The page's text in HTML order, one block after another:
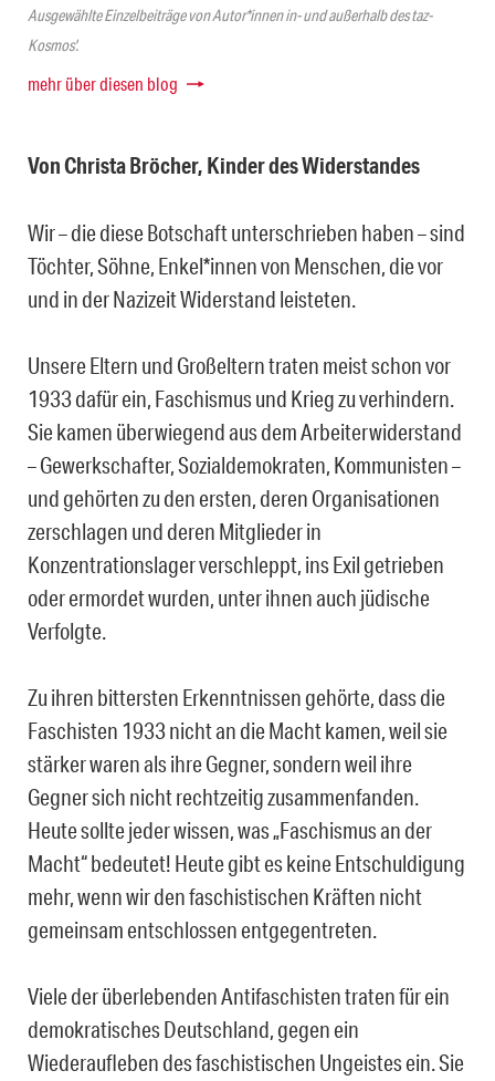
Ausgewählte Einzelbeiträge von Autor*innen in- und außerhalb des taz-
Kosmos'.
mehr über diesen blog
Von Christa Bröcher, Kinder des Widerstandes
Wir – die diese Botschaft unterschrieben haben – sind
Töchter, Söhne, Enkel*innen von Menschen, die vor
und in der Nazizeit Widerstand leisteten.
Unsere Eltern und Großeltern traten meist schon vor
1933 dafür ein, Faschismus und Krieg zu verhindern.
Sie kamen überwiegend aus dem Arbeiterwiderstand
– Gewerkschafter, Sozialdemokraten, Kommunisten –
und gehörten zu den ersten, deren Organisationen
zerschlagen und deren Mitglieder in
Konzentrationslager verschleppt, ins Exil getrieben
oder ermordet wurden, unter ihnen auch jüdische
Verfolgte.
Zu ihren bittersten Erkenntnissen gehörte, dass die
Faschisten 1933 nicht an die Macht kamen, weil sie
stärker waren als ihre Gegner, sondern weil ihre
Gegner sich nicht rechtzeitig zusammenfanden.
Heute sollte jeder wissen, was „Faschismus an der
Macht“ bedeutet! Heute gibt es keine Entschuldigung
mehr, wenn wir den faschistischen Kräften nicht
gemeinsam entschlossen entgegentreten.
Viele der überlebenden Antifaschisten traten für ein
demokratisches Deutschland, gegen ein
Wiederaufleben des faschistischen Ungeistes ein. Sie